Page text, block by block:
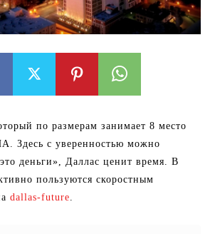
по размерам занимает 8 место
Здесь с уверенностью можно
деньги», Даллас ценит время. В
пользуются скоростным
dallas-future.